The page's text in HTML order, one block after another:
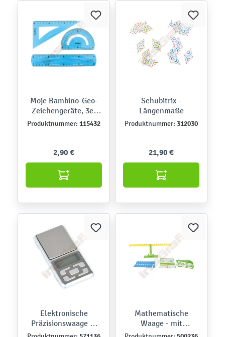
Moje Bambino-Geo-
Zeichengeräte, 3er
Set
Produktnummer: 115432
2,90 €
Schubitrix -
Längenmaße
Produktnummer: 312030
21,90 €
Elektronische
Präzisionswaage B,
klein
Mathematische
Waage - mit
Aufgabenkarten